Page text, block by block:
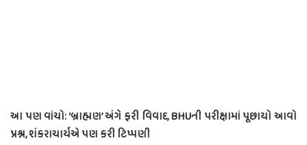
આ પણ વાંચો: ‘બ્રાહ્મણ’ અંગે ફરી વિવાદ, BHUની પરીક્ષામાં પૂછાયો આવો
પ્રશ્ન, શંકરાચાર્યએ પણ કરી ટિપ્પણી